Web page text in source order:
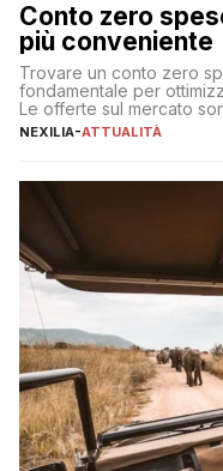
Conto zero
più conveniente
Trovare un conto zero
fondamentale per
Le offerte sul mercato
individuare quella più
sul […]
NEXILIA-ATTUALITÀ